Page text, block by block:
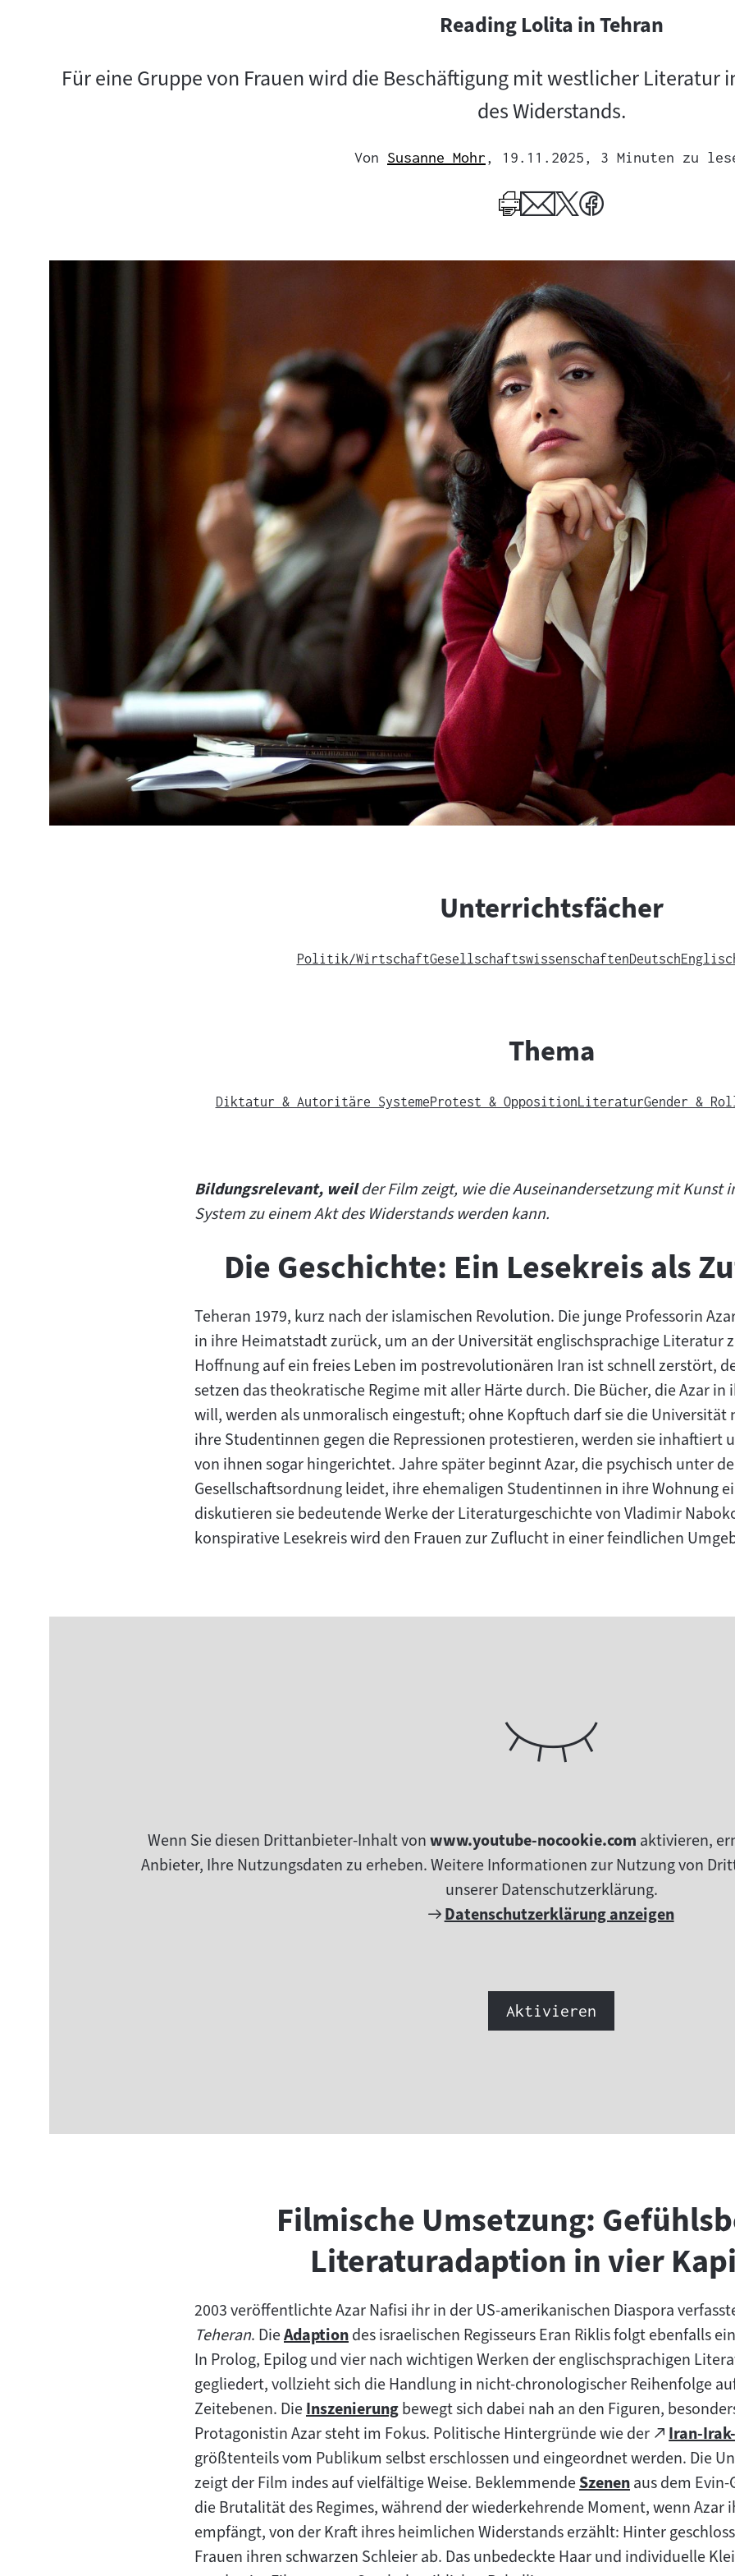
Reading Lolita in Tehran
Für eine Gruppe von Frauen wird die Beschäftigung mit westlicher
des Widerstands.
Von Susanne Mohr, 19.11.2025, 3 Minuten zu
Unterrichtsfächer
Politik/WirtschaftGesellschaftswissenschaftenDeutsch
Thema
Diktatur & Autoritäre SystemeProtest & OppositionLiteraturGender &
Bildungsrelevant, weilder Film zeigt, wie die Auseinandersetzung mit Kunst
System zu einem Akt des Widerstands werden kann.
Die Geschichte: Ein Lesekreis als
Teheran 1979, kurz nach der islamischen Revolution. Die junge Professorin
in ihre Heimatstadt zurück, um an der Universität englischsprachige Literatur
Hoffnung auf ein freies Leben im postrevolutionären Iran ist schnell zerstört,
setzen das theokratische Regime mit aller Härte durch. Die Bücher, die Azar in
will, werden als unmoralisch eingestuft; ohne Kopftuch darf sie die Universität
ihre Studentinnen gegen die Repressionen protestieren, werden sie inhaftiert
von ihnen sogar hingerichtet. Jahre später beginnt Azar, die psychisch unter
Gesellschaftsordnung leidet, ihre ehemaligen Studentinnen in ihre Wohnung
diskutieren sie bedeutende Werke der Literaturgeschichte von Vladimir
konspirative Lesekreis wird den Frauen zur Zuflucht in einer feindlichen
Wenn Sie diesen Drittanbieter-Inhalt vonwww.youtube-nocookie.com aktivieren,
Anbieter, Ihre Nutzungsdaten zu erheben. Weitere Informationen zur Nutzung von
unserer Datenschutzerklärung.
Externer
Datenschutzerklärung anzeigen
Aktivieren
Filmische Umsetzung:
Literaturadaption in vier
2003 veröffentlichte Azar Nafisi ihr in der US-amerikanischen Diaspora
Teheran. DieZum
Inhalt:
Adaptiondes israelischen Regisseurs Eran Riklis folgt ebenfalls
In Prolog, Epilog und vier nach wichtigen Werken der englischsprachigen
gegliedert, vollzieht sich die Handlung in nicht-chronologischer Reihenfolge
Zeitebenen. DieZum
Inhalt:
Inszenierungbewegt sich dabei nah an den Figuren,
Protagonistin Azar steht im Fokus. Politische Hintergründe wie der
Zum
externen
Inhalt:
Iran-
(öffnet
im
neuen
Tab)
größtenteils vom Publikum selbst erschlossen und eingeordnet werden. Die
zeigt der Film indes auf vielfältige Weise. BeklemmendeZum
Inhalt:
Szenenaus dem
die Brutalität des Regimes, während der wiederkehrende Moment, wenn Azar
empfängt, von der Kraft ihres heimlichen Widerstands erzählt: Hinter
Frauen ihren schwarzen Schleier ab. Das unbedeckte Haar und individuelle